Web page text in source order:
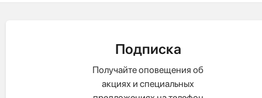
Подписка
Получайте оповещения об
акциях и специальных